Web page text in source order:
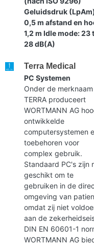
Geluidsdruk
0,5 m afstand en
1,2 m Idle mode: 23
28 dB(A)
Terra Medical
PC Systemen
Onder de merknaam
TERRA produceert
WORTMANN AG
ontwikkelde
computersystemen
toebehoren voor
complex gebruik.
Standaard PC's zijn
geschikt om te
gebruiken in de
omgeving van
omdat zij niet
aan de
DIN EN 60601-1
WORTMANN AG